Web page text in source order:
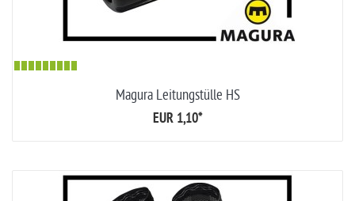
Magura Leitungstülle HS
EUR 1,10*